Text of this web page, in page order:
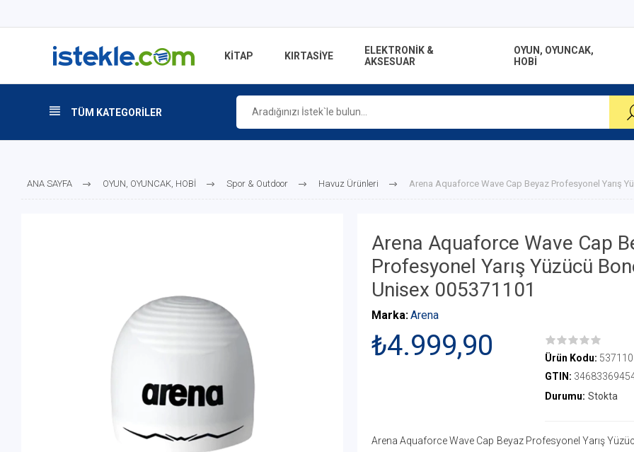
KİTAP KIRTASİYE
ELEKTRONİK &
AKSESUAR
OYUN, OYUNCAK,
HOBİ
TÜM KATEGORİLER
ANA SAYFA OYUN, OYUNCAK, HOBİ Spor & Outdoor Havuz Ürünleri Arena Aquaforce Wave Cap Beyaz Profesyonel Yarış
Arena Aquaforce Wave Cap
Profesyonel Yarış Yüzücü
Unisex 005371101
Marka:Arena
₺4.999,90 Ürün Kodu:
GTIN:
Durumu: Stokta
Arena Aquaforce Wave Cap Beyaz Profesyonel Yarış